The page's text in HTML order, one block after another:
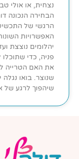
נצחית, או אולי
הבחירה הנכונה
הרגשי של
האפשרויות
יהלומים נוצצת
פניה, כדי
את האם הטרייה
שנוצר. בואו
שיהפוך לרגע של